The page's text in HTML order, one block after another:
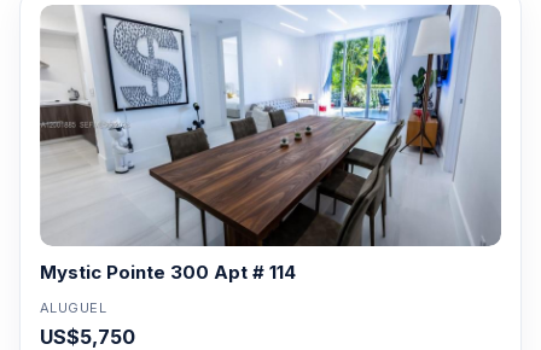
Mystic Pointe 300 Apt # 114
ALUGUEL
US$5,750